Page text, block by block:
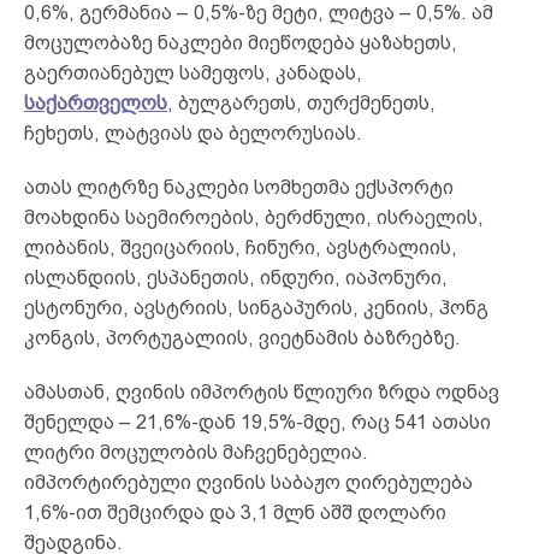
0,6%, გერმანია – 0,5%-ზე მეტი, ლიტვა – 0,5%. ამ
მოცულობაზე ნაკლები მიეწოდება ყაზახეთს,
გაერთიანებულ სამეფოს, კანადას,
საქართველოს, ბულგარეთს, თურქმენეთს,
ჩეხეთს, ლატვიას და ბელორუსიას.
ათას ლიტრზე ნაკლები სომხეთმა ექსპორტი
მოახდინა საემიროების, ბერძნული, ისრაელის,
ლიბანის, შვეიცარიის, ჩინური, ავსტრალიის,
ისლანდიის, ესპანეთის, ინდური, იაპონური,
ესტონური, ავსტრიის, სინგაპურის, კენიის, ჰონგ
კონგის, პორტუგალიის, ვიეტნამის ბაზრებზე.
ამასთან, ღვინის იმპორტის წლიური ზრდა ოდნავ
შენელდა – 21,6%-დან 19,5%-მდე, რაც 541 ათასი
ლიტრი მოცულობის მაჩვენებელია.
იმპორტირებული ღვინის საბაჟო ღირებულება
1,6%-ით შემცირდა და 3,1 მლნ აშშ დოლარი
შეადგინა.